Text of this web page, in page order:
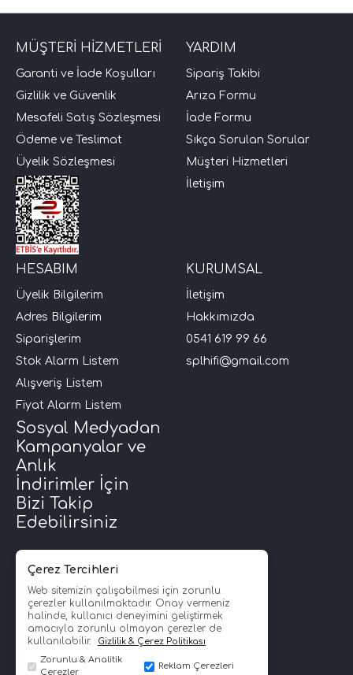
MÜŞTERİ HİZMETLERİ
Garanti ve İade Koşulları
Gizlilik ve Güvenlik
Mesafeli Satış Sözleşmesi
Ödeme ve Teslimat
Üyelik Sözleşmesi
YARDIM
Sipariş Takibi
Arıza Formu
İade Formu
Sıkça Sorulan Sorular
Müşteri Hizmetleri
İletişim
HESABIM
Üyelik Bilgilerim
Adres Bilgilerim
Siparişlerim
Stok Alarm Listem
Alışveriş Listem
Fiyat Alarm Listem
KURUMSAL
İletişim
Hakkımızda
0541 619 99 66
splhifi@gmail.com
Sosyal Medyadan
Kampanyalar ve
Anlık
İndirimler İçin
Bizi Takip
Edebilirsiniz
Çerez Tercihleri
Web sitemizin çalışabilmesi için zorunlu
çerezler kullanılmaktadır. Onay vermeniz
halinde, kullanıcı deneyimini geliştirmek
amacıyla zorunlu olmayan çerezler de
kullanılabilir.
Gizlilik & Çerez Politikası
Zorunlu & Analitik
Çerezler
Reklam Çerezleri